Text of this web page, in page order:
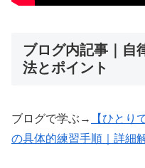
ブログ内記事｜自
法とポイント
ブログで学ぶ→
【ひとり
の具体的練習手順｜詳細